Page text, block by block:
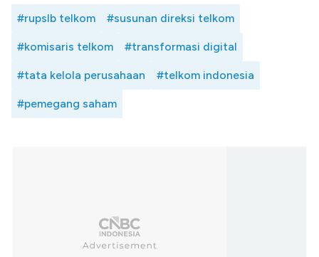
#rupslb telkom #susunan direksi telkom
#komisaris telkom #transformasi digital
#tata kelola perusahaan #telkom indonesia
#pemegang saham